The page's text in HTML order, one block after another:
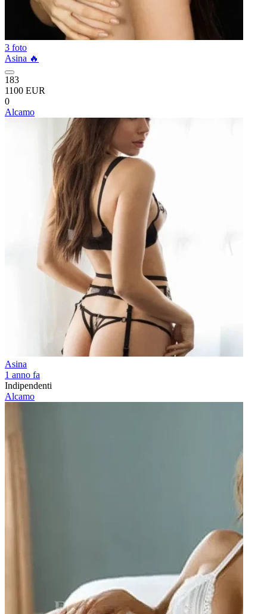
3 foto
Asina 🔥
183
1100 EUR
0
Alcamo
Asina
1 anno fa
Indipendenti
Alcamo